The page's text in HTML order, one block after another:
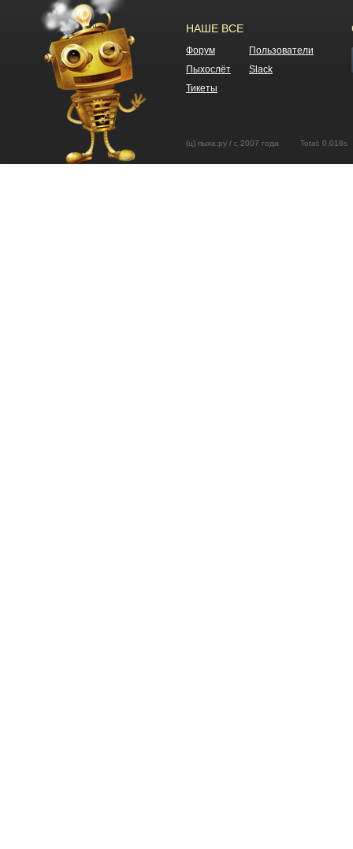
НАШЕ ВСЕ
Форум
Пользователи
Пыхослёт
Slack
Тикеты
(ц) пыха.ру / с 2007 года Total: